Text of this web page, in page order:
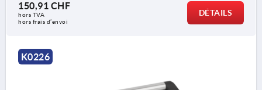
150,91 CHF
hors TVA
hors frais d’envoi
DÉTAILS
K0226